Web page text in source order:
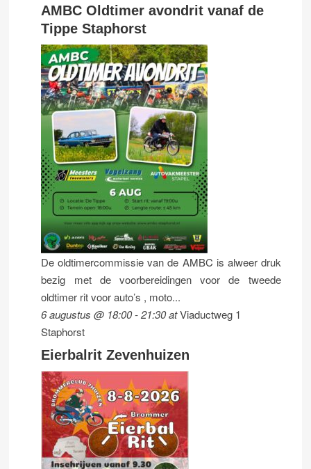
AMBC Oldtimer avondrit vanaf de
Tippe Staphorst
De oldtimercommissie van de AMBC is alweer druk
bezig met de voorbereidingen voor de tweede
oldtimer rit voor auto’s , moto...
6 augustus @ 18:00-21:30atViaductweg 1
Staphorst
Eierbalrit Zevenhuizen